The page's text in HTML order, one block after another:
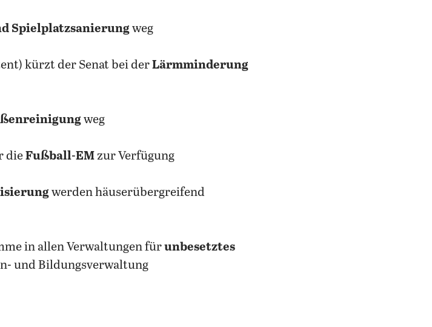
Spielplatzsanierung weg
kürzt der Senat bei derLärmminderung
weg
dieFußball-EM zur Verfügung
werden häuserübergreifend
in allen Verwaltungen fürunbesetztes
und Bildungsverwaltung